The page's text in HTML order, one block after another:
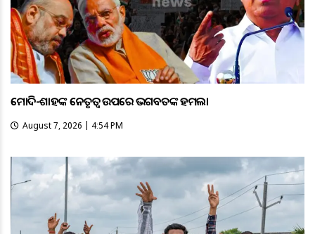
ମୋଦି-ଶାହଙ୍କ ନେତୃତ୍ୱ ଉପରେ ଭଗବତଙ୍କ ହମଲା
August 7, 2026 | 4:54 PM